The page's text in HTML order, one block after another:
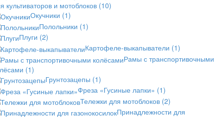
культиваторов и мотоблоков (10)
Окучники (1)
Полольники (1)
Плуги (2)
Картофеле-выкапыватели (1)
Рамы с транспортивочными
(1)
Грунтозацепы (1)
Фреза «Гусиные лапки» (1)
Тележки для мотоблоков (2)
Принадлежности для